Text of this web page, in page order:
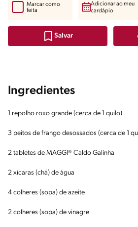
Salvar
Marcar como
feita
Adicionar ao meu
cardápio
Ingredientes
1 repolho roxo grande (cerca de 1 quilo)
3 peitos de frango desossados (cerca de 1
2 tabletes de MAGGI® Caldo Galinha
2 xícaras (chá) de água
4 colheres (sopa) de azeite
2 colheres (sopa) de vinagre